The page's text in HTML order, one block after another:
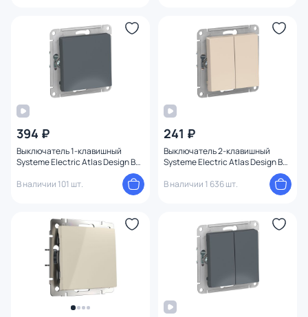
394 ₽
Выключатель 1-клавишный
Systeme Electric Atlas Design BD-
В наличии 101 шт.
241 ₽
Выключатель 2-клавишный
Systeme Electric Atlas Design BD-
В наличии 1 636 шт.